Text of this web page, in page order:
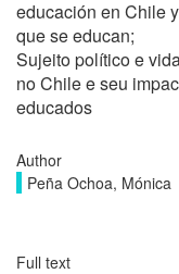
educación en Chile
que se educan;
Sujeito político e
no Chile e seu
educados
Author
Peña Ochoa, Mónica
Full text